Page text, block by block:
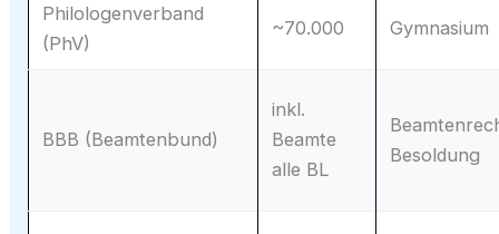
Philologenverband
(PhV)
~70.000 Gymnasium
BBB (Beamtenbund)
inkl.
Beamte
alle BL
Besoldung